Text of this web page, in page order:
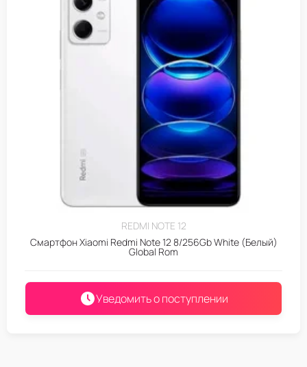
REDMI NOTE 12
Смартфон Xiaomi Redmi Note 12 8/256Gb White (Белый)
Global Rom
Уведомить о поступлении